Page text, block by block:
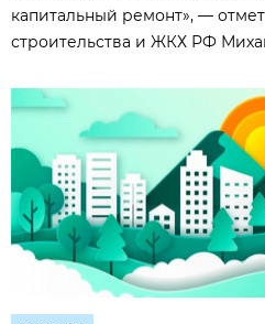
капитальный ремонт», —
строительства и ЖКХ РФ